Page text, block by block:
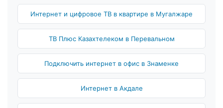
Интернет и цифровое ТВ в квартире в Мугалжаре
ТВ Плюс Казахтелеком в Перевальном
Подключить интернет в офис в Знаменке
Интернет в Акдале